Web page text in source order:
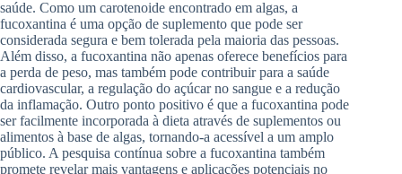
saúde. Como um carotenoide encontrado em algas, a
fucoxantina é uma opção de suplemento que pode ser
considerada segura e bem tolerada pela maioria das pessoas.
Além disso, a fucoxantina não apenas oferece benefícios para
a perda de peso, mas também pode contribuir para a saúde
cardiovascular, a regulação do açúcar no sangue e a redução
da inflamação. Outro ponto positivo é que a fucoxantina pode
ser facilmente incorporada à dieta através de suplementos ou
alimentos à base de algas, tornando-a acessível a um amplo
público. A pesquisa contínua sobre a fucoxantina também
promete revelar mais vantagens e aplicações potenciais no